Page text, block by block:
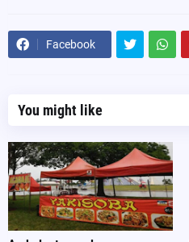
Facebook
You might like